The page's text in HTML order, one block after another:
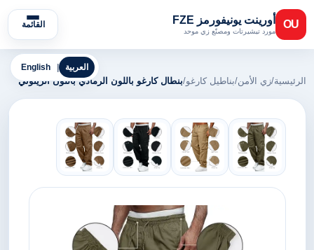
OU أورينت يونيفورمز FZE
مورد تيشيرتات ومصنّع زي موحد
القائمة
English العربية
الرئيسية/زي الأمن/بناطيل كارغو/بنطال كارغو باللون الرمادي باللون الزيتوني